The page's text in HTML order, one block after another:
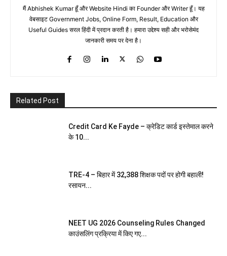
मैं Abhishek Kumar हूँ और Website Hindi का Founder और Writer हूँ। यह
वेबसाइट Government Jobs, Online Form, Result, Education और
Useful Guides सरल हिंदी में प्रदान करती है। हमारा उद्देश्य सही और भरोसेमंद
जानकारी समय पर देना है।
Related Post
Credit Card Ke Fayde – क्रेडिट कार्ड इस्तेमाल करने
के 10...
TRE-4 – बिहार में 32,388 शिक्षक पदों पर होगी बहाली!
रसायन...
NEET UG 2026 Counseling Rules Changed
काउंसलिंग प्रक्रिया में किए गए...